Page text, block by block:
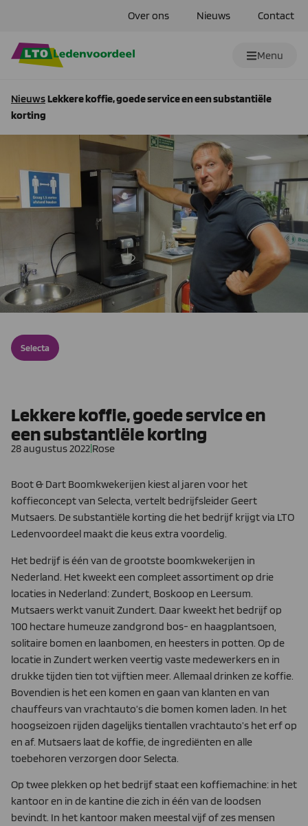
Over ons Nieuws Contact
Menu
NieuwsLekkere koffie, goede service en een substantiële
korting
Selecta
Lekkere koffie, goede service en
een substantiële korting
28 augustus 2022 Rose
Boot & Dart Boomkwekerijen kiest al jaren voor het
koffieconcept van Selecta, vertelt bedrijfsleider Geert
Mutsaers. De substantiële korting die het bedrijf krijgt via LTO
Ledenvoordeel maakt die keus extra voordelig.
Het bedrijf is één van de grootste boomkwekerijen in
Nederland. Het kweekt een compleet assortiment op drie
locaties in Nederland: Zundert, Boskoop en Leersum.
Mutsaers werkt vanuit Zundert. Daar kweekt het bedrijf op
100 hectare humeuze zandgrond bos- en haagplantsoen,
solitaire bomen en laanbomen, en heesters in potten. Op de
locatie in Zundert werken veertig vaste medewerkers en in
drukke tijden tien tot vijftien meer. Allemaal drinken ze koffie.
Bovendien is het een komen en gaan van klanten en van
chauffeurs van vrachtauto’s die bomen komen laden. In het
hoogseizoen rijden dagelijks tientallen vrachtauto’s het erf op
en af. Mutsaers laat de koffie, de ingrediënten en alle
toebehoren verzorgen door Selecta.
Op twee plekken op het bedrijf staat een koffiemachine: in het
kantoor en in de kantine die zich in één van de loodsen
bevindt. In het kantoor maken meestal vijf of zes mensen